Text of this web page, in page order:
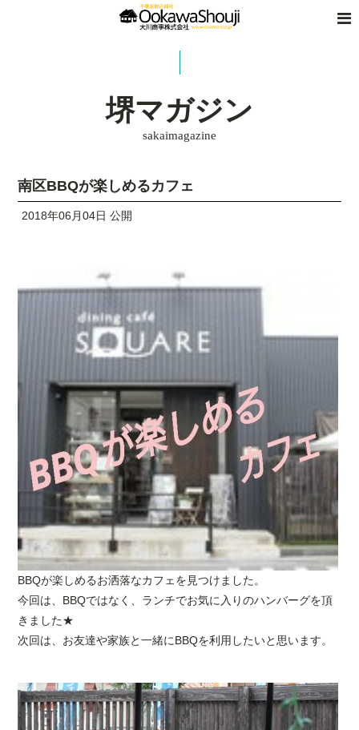
堺マガジン
sakaimagazine
南区BBQが楽しめるカフェ
2018年06月04日 公開
BBQが楽しめるお洒落なカフェを見つけました。
今回は、BBQではなく、ランチでお気に入りのハンバーグを頂
きました★
次回は、お友達や家族と一緒にBBQを利用したいと思います。